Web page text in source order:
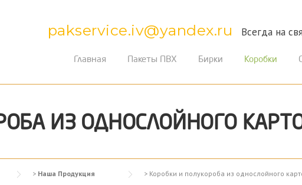
Всегда на
pakservice.iv@yandex.ru
Главная Пакеты ПВХ Бирки Коробки
ИЗ ОДНОСЛОЙНОГО
> Наша Продукция > Коробки и полукороба из однослойного